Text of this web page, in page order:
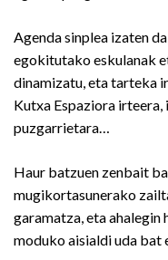
Agenda sinplea izaten
egokitutako eskulanak
dinamizatu, eta tarteka
Kutxa Espaziora
puzgarrietara…
Haur batzuen zenbait
mugikortasunerako
garamatza, eta ahalegin
moduko aisialdi uda bat